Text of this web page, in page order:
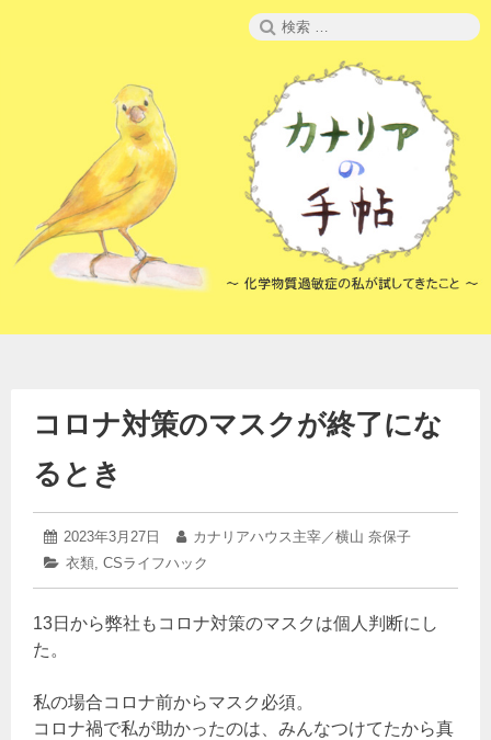
検
索:
コロナ対策のマスクが終了にな
るとき
投
稿
2023年3月27日
2023
3
月
日
投
稿
カナリアハウス主宰／横山 奈保子
カ
リ
衣類, CSライフハック
13日から弊社もコロナ対策のマスクは個人判断にし
た。
私の場合コロナ前からマスク必須。
コロナ禍で私が助かったのは、みんなつけてたから真